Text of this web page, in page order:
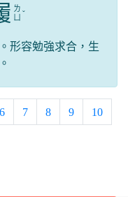
ㄌ
ˇ
形容勉強求合，生
6 7 8 9 10